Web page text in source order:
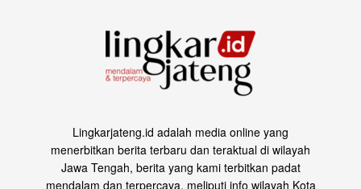
Lingkarjateng.id adalah media online yang
menerbitkan berita terbaru dan teraktual di wilayah
Jawa Tengah, berita yang kami terbitkan padat
mendalam dan terpercaya, meliputi info wilayah Kota